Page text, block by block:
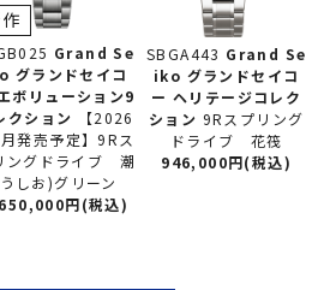
Grand Se
グランドセイコ
ボリューション9
クション
【2026
発売予定】9Rス
ングドライブ 潮
しお)グリーン
円(税込)
SBGA443 Grand Se
iko グランドセイコ
ー ヘリテージコレク
ション 9Rスプリング
ドライブ 花筏
946,000円(税込)